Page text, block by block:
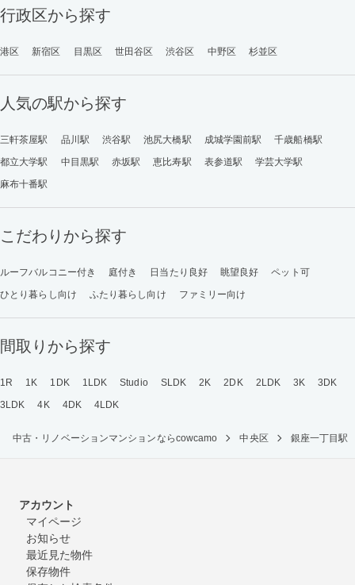
行政区から探す
港区 新宿区 目黒区 世田谷区 渋谷区 中野区 杉並区
人気の駅から探す
三軒茶屋駅 品川駅 渋谷駅 池尻大橋駅 成城学園前駅
千歳船橋駅
都立大学駅
中目黒駅 赤坂駅 恵比寿駅 表参道駅
学芸大学駅
麻布十番駅
こだわりから探す
ルーフバルコニー付き 庭付き 日当たり良好 眺望良好
ペット可
ひとり暮らし向け
ふたり暮らし向け ファミリー向け
間取りから探す
1R 1K 1DK 1LDK Studio SLDK 2K 2DK 2LDK 3K
3DK
3LDK
4K 4DK 4LDK
中古・リノベーションマンションならcowcamo 中央区 銀座一丁目駅
アカウント
マイページ
お知らせ
最近見た物件
保存物件